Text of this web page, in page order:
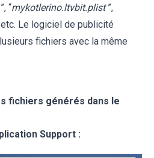
”, “mykotlerino.ltvbit.plist ”,
etc. Le logiciel de publicité
fichiers avec la même
fichiers générés dans le
Support :